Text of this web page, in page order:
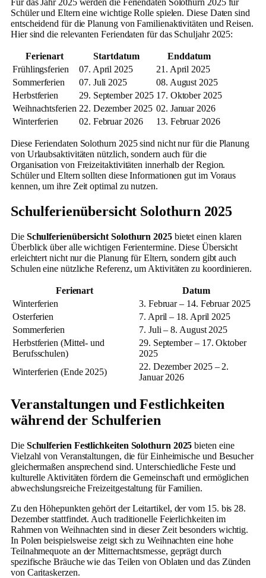
Für das Jahr 2025 werden die Feriendaten Solothurn 2025 für
Schüler und Eltern eine wichtige Rolle spielen. Diese Daten sind
entscheidend für die Planung von Familienaktivitäten und Reisen.
Hier sind die relevanten Feriendaten für das Schuljahr 2025:
Ferienart Startdatum
Enddatum
Frühlingsferien
07. April 2025
21. April 2025
Sommerferien
07. Juli 2025
08. August 2025
Herbstferien
29. September 2025 17. Oktober 2025
Weihnachtsferien 22. Dezember 2025 02. Januar 2026
Winterferien
02. Februar 2026 13. Februar 2026
Diese Feriendaten Solothurn 2025 sind nicht nur für die Planung
von Urlaubsaktivitäten nützlich, sondern auch für die
Organisation von Freizeitaktivitäten innerhalb der Region.
Schüler und Eltern sollten diese Informationen gut im Voraus
kennen, um ihre Zeit optimal zu nutzen.
Schulferienübersicht Solothurn 2025
Die Schulferienübersicht Solothurn 2025bietet einen klaren
Überblick über alle wichtigen Ferientermine. Diese Übersicht
erleichtert nicht nur die Planung für Eltern, sondern gibt auch
Schulen eine nützliche Referenz, um Aktivitäten zu koordinieren.
Ferienart
Datum
Winterferien
3. Februar – 14. Februar 2025
Osterferien
7. April – 18. April 2025
Sommerferien
7. Juli – 8. August 2025
Herbstferien (Mittel- und
Berufsschulen)
29. September – 17. Oktober
2025
Winterferien (Ende 2025)
22. Dezember 2025 – 2.
Januar 2026
Veranstaltungen und Festlichkeiten
während der Schulferien
Die Schulferien Festlichkeiten Solothurn 2025 bieten eine
Vielzahl von Veranstaltungen, die für Einheimische und Besucher
gleichermaßen ansprechend sind. Unterschiedliche Feste und
kulturelle Aktivitäten fördern die Gemeinschaft und ermöglichen
abwechslungsreiche Freizeitgestaltung für Familien.
Zu den Höhepunkten gehört der Leitartikel, der vom 15. bis 28.
Dezember stattfindet. Auch traditionelle Feierlichkeiten im
Rahmen von Weihnachten sind in dieser Zeit besonders wichtig.
In Polen beispielsweise zeigt sich zu Weihnachten eine hohe
Teilnahmequote an der Mitternachtsmesse, geprägt durch
spezifische Bräuche wie das Teilen von Oblaten und das Zünden
von Caritaskerzen.